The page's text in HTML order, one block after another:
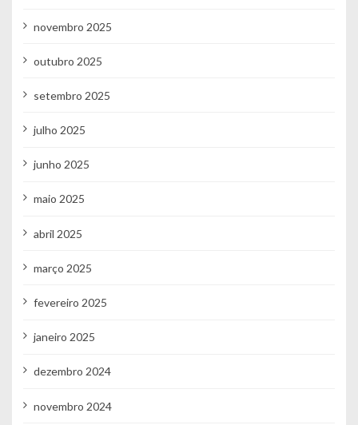
novembro 2025
outubro 2025
setembro 2025
julho 2025
junho 2025
maio 2025
abril 2025
março 2025
fevereiro 2025
janeiro 2025
dezembro 2024
novembro 2024